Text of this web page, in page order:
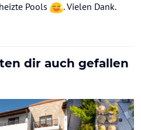
Pools
. Vielen Dank.